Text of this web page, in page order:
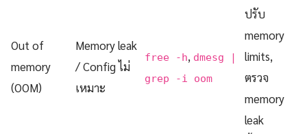
Out of
memory
(OOM)
Memory leak
/ Config ไม่
เหมาะ
free -h, dmesg |
grep -i oom
ปรับ
memory
limits,
ตรวจ
memory
leak